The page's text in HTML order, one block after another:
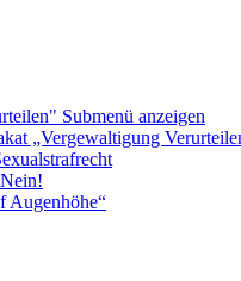
Submenü anzeigen
„Vergewaltigung
Augenhöhe“